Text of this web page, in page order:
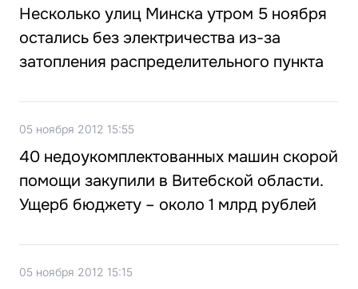
Несколько улиц Минска утром 5 ноября
остались без электричества из-за
затопления распределительного пункта
05 ноября 2012 15:55
40 недоукомплектованных машин скорой
помощи закупили в Витебской области.
Ущерб бюджету – около 1 млрд рублей
05 ноября 2012 15:15